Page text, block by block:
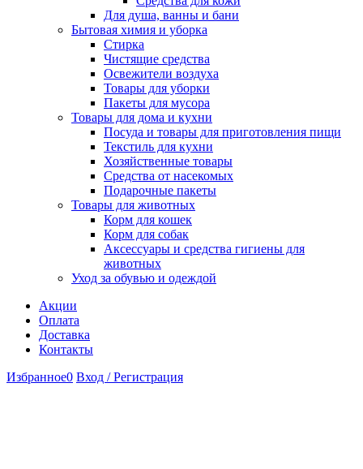
Для душа, ванны и бани
Бытовая химия и уборка
Стирка
Чистящие средства
Освежители воздуха
Товары для уборки
Пакеты для мусора
Товары для дома и кухни
Посуда и товары для приготовления пищи
Текстиль для кухни
Хозяйственные товары
Средства от насекомых
Подарочные пакеты
Товары для животных
Корм для кошек
Корм для собак
Аксессуары и средства гигиены для
животных
Уход за обувью и одеждой
Акции
Оплата
Доставка
Контакты
Избранное0 Вход / Регистрация